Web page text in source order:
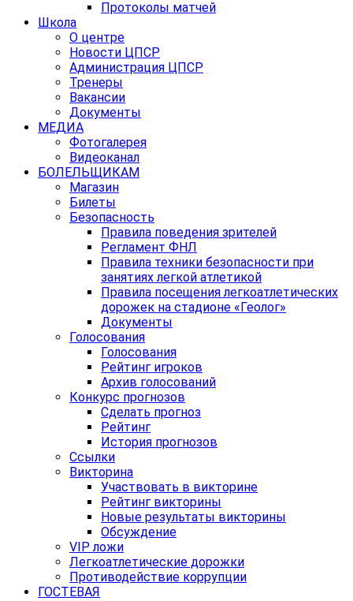
Протоколы матчей
Школа
О центре
Новости ЦПСР
Администрация ЦПСР
Тренеры
Вакансии
Документы
МЕДИА
Фотогалерея
Видеоканал
БОЛЕЛЬЩИКАМ
Магазин
Билеты
Безопасность
Правила поведения зрителей
Регламент ФНЛ
Правила техники безопасности при
занятиях легкой атлетикой
Правила посещения легкоатлетических
дорожек на стадионе «Геолог»
Документы
Голосования
Голосования
Рейтинг игроков
Архив голосований
Конкурс прогнозов
Сделать прогноз
Рейтинг
История прогнозов
Ссылки
Викторина
Участвовать в викторине
Рейтинг викторины
Новые результаты викторины
Обсуждение
VIP ложи
Легкоатлетические дорожки
Противодействие коррупции
ГОСТЕВАЯ